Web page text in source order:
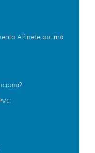
Alfinete ou Imã